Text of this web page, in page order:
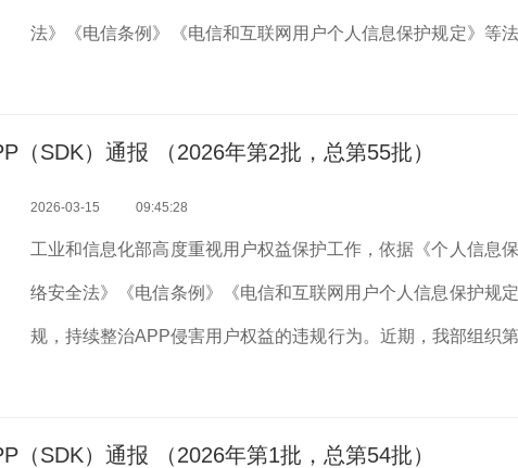
法》《电信条例》《电信和互联网用户个人信息保护规定》等
（SDK）通报 （2026年第2批，总第55批）
2026-03-15 09:45:28
工业和信息化部高度重视用户权益保护工作，依据《个人信息
络安全法》《电信条例》《电信和互联网用户个人信息保护规
规，持续整治APP侵害用户权益的违规行为。近期，我部组织
（SDK）通报 （2026年第1批，总第54批）